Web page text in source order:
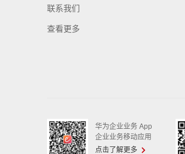
联系我们
查看更多
华为企业业务 App
企业业务移动应用
点击了解更多